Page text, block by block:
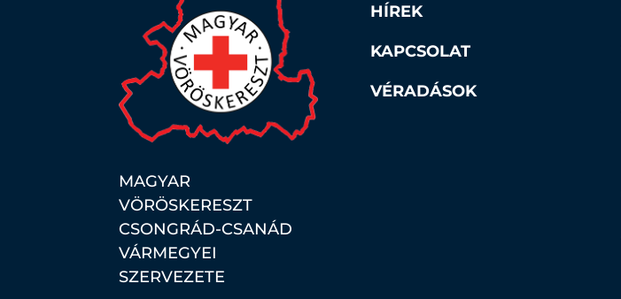
MAGYAR
VÖRÖSKERESZT
CSONGRÁD-CSANÁD
VÁRMEGYEI
SZERVEZETE
HÍREK
KAPCSOLAT
VÉRADÁSOK